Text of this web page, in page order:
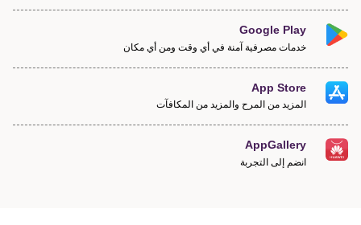
Google Play
خدمات مصرفية آمنة في أي وقت ومن أي مكان
App Store
المزيد من المرح والمزيد من المكافآت
AppGallery
انضم إلى التجربة